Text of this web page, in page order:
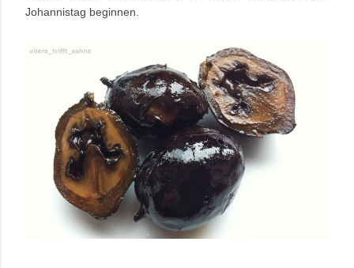
Johannistag beginnen.